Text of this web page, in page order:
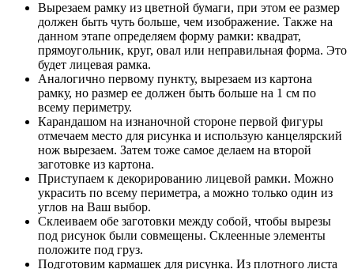
Вырезаем рамку из цветной бумаги, при этом ее размер
должен быть чуть больше, чем изображение. Также на
данном этапе определяем форму рамки: квадрат,
прямоугольник, круг, овал или неправильная форма. Это
будет лицевая рамка.
Аналогично первому пункту, вырезаем из картона
рамку, но размер ее должен быть больше на 1 см по
всему периметру.
Карандашом на изнаночной стороне первой фигуры
отмечаем место для рисунка и использую канцелярский
нож вырезаем. Затем тоже самое делаем на второй
заготовке из картона.
Приступаем к декорированию лицевой рамки. Можно
украсить по всему периметра, а можно только один из
углов на Ваш выбор.
Склеиваем обе заготовки между собой, чтобы вырезы
под рисунок были совмещены. Склеенные элементы
положите под груз.
Подготовим кармашек для рисунка. Из плотного листа